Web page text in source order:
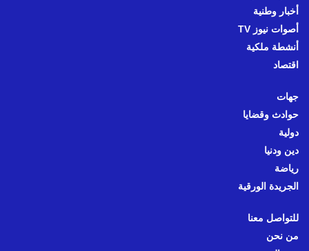
أخبار وطنية
أصوات نيوز TV
أنشطة ملكية
اقتصاد
جهات
حوادث وقضايا
دولية
دين ودنيا
رياضة
الجريدة الورقية
للتواصل معنا
من نحن